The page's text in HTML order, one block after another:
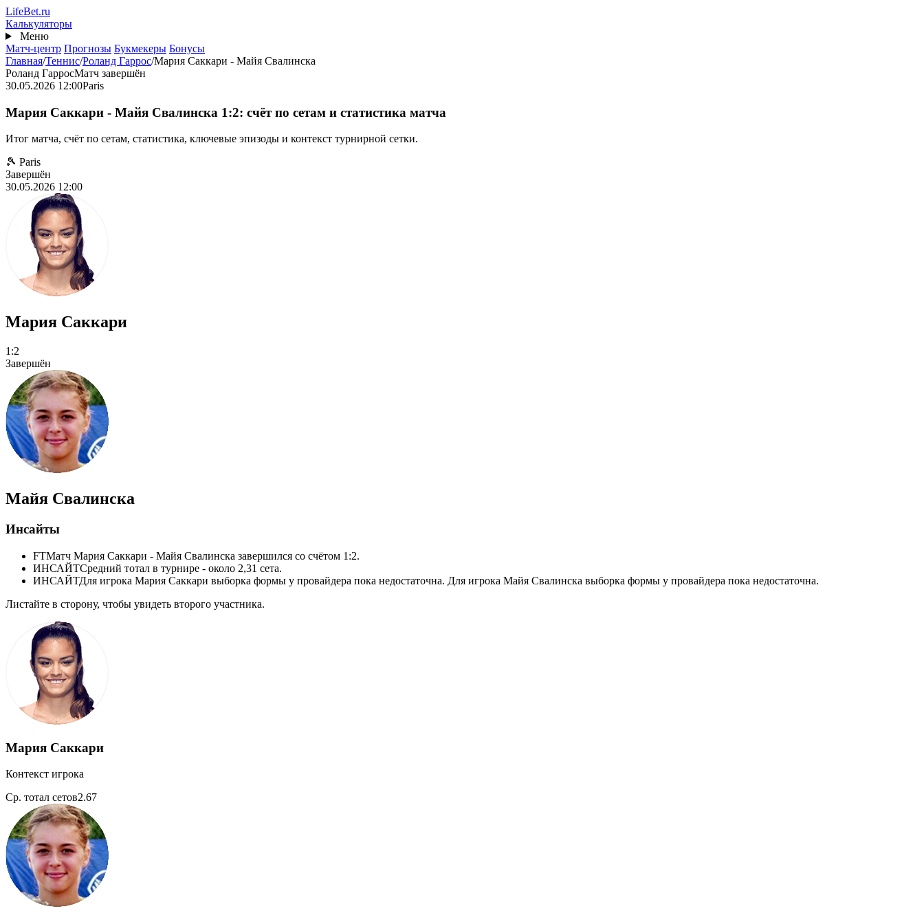
Перейти
к
основному
содержанию
LifeBet.ru
Калькуляторы
Меню
Матч-центр Прогнозы Букмекеры Бонусы
Главная/Теннис/Роланд Гаррос/Мария Саккари - Майя Свалинска
Роланд ГарросМатч завершён
30.05.2026 12:00Paris
Мария Саккари - Майя Свалинска 1:2: счёт по сетам и статистика матча
Итог матча, счёт по сетам, статистика, ключевые эпизоды и контекст турнирной сетки.
🎾 Paris
Завершён
30.05.2026 12:00
Мария Саккари
1:2
Завершён
Майя Свалинска
Инсайты
FTМатч Мария Саккари - Майя Свалинска завершился со счётом 1:2.
ИНСАЙТСредний тотал в турнире - около 2,31 сета.
ИНСАЙТДля игрока Мария Саккари выборка формы у провайдера пока недостаточна. Для игрока Майя Свалинска выборка формы у провайдера пока недостаточна.
Листайте в сторону, чтобы увидеть второго участника.
Мария Саккари
Контекст игрока
Ср. тотал сетов2.67